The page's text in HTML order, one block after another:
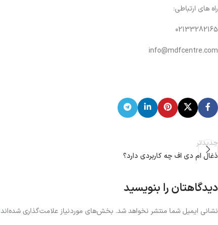
راه های ارتباطی:
02133282165
info@mdfcentre.com
جدیدتر
ذغال ام دی اف چه کاربردی دارد؟
دیدگاهتان را بنویسید
نشانی ایمیل شما منتشر نخواهد شد. بخش‌های موردنیاز علامت‌گذاری شده‌اند